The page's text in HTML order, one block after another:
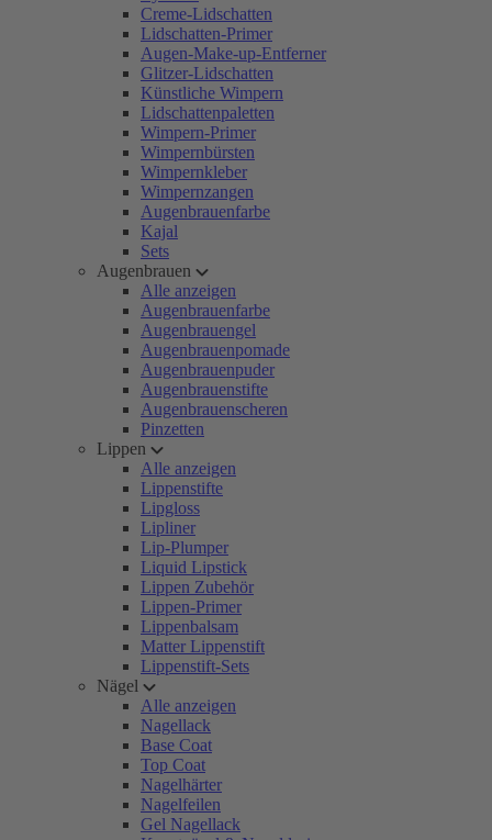
Creme-Lidschatten
Lidschatten-Primer
Augen-Make-up-Entferner
Glitzer-Lidschatten
Künstliche Wimpern
Lidschattenpaletten
Wimpern-Primer
Wimpernbürsten
Wimpernkleber
Wimpernzangen
Augenbrauenfarbe
Kajal
Sets
Augenbrauen
Alle anzeigen
Augenbrauenfarbe
Augenbrauengel
Augenbrauenpomade
Augenbrauenpuder
Augenbrauenstifte
Augenbrauenscheren
Pinzetten
Lippen
Alle anzeigen
Lippenstifte
Lipgloss
Lipliner
Lip-Plumper
Liquid Lipstick
Lippen Zubehör
Lippen-Primer
Lippenbalsam
Matter Lippenstift
Lippenstift-Sets
Nägel
Alle anzeigen
Nagellack
Base Coat
Top Coat
Nagelhärter
Nagelfeilen
Gel Nagellack